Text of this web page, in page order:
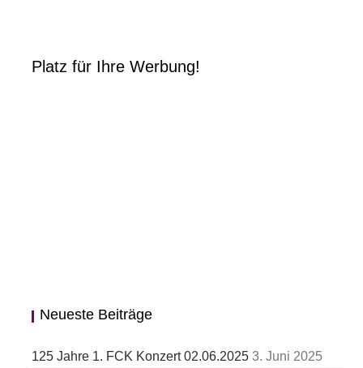
Platz für Ihre Werbung!
Neueste Beiträge
125 Jahre 1. FCK Konzert 02.06.2025 3. Juni 2025